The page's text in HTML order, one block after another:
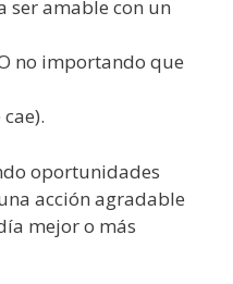
ser amable con un
no importando que
oportunidades
acción agradable
mejor o más